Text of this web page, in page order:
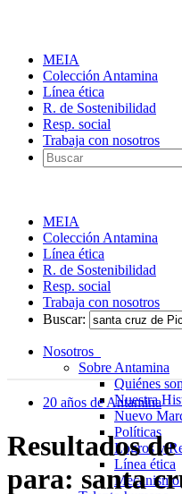
MEIA
Colección Antamina
Línea ética
R. de Sostenibilidad
Resp. social
Trabaja con nosotros
MEIA
Colección Antamina
Línea ética
R. de Sostenibilidad
Resp. social
Trabaja con nosotros
Buscar:
Nosotros
Sobre Antamina
Quiénes
Nuestra
Nuevo
Políticas
Logros y
Línea ética
20 años de Antamina
Resultados
para: santa